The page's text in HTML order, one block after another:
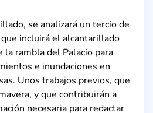
se analizará un tercio de
incluirá el alcantarillado
la rambla del Palacio para
e inundaciones en
Unos trabajos previos, que
y que contribuirán a
necesaria para redactar